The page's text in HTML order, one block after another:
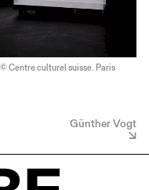
Centre culturel suisse. Paris
Günther Vogt